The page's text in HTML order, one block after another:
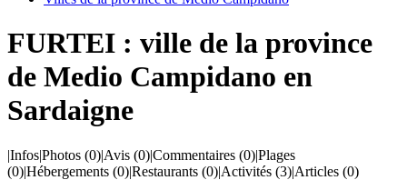
FURTEI : ville de la province
de Medio Campidano en
Sardaigne
|Infos|Photos (0)|Avis (0)|Commentaires (0)|Plages
(0)|Hébergements (0)|Restaurants (0)|Activités (3)|Articles (0)